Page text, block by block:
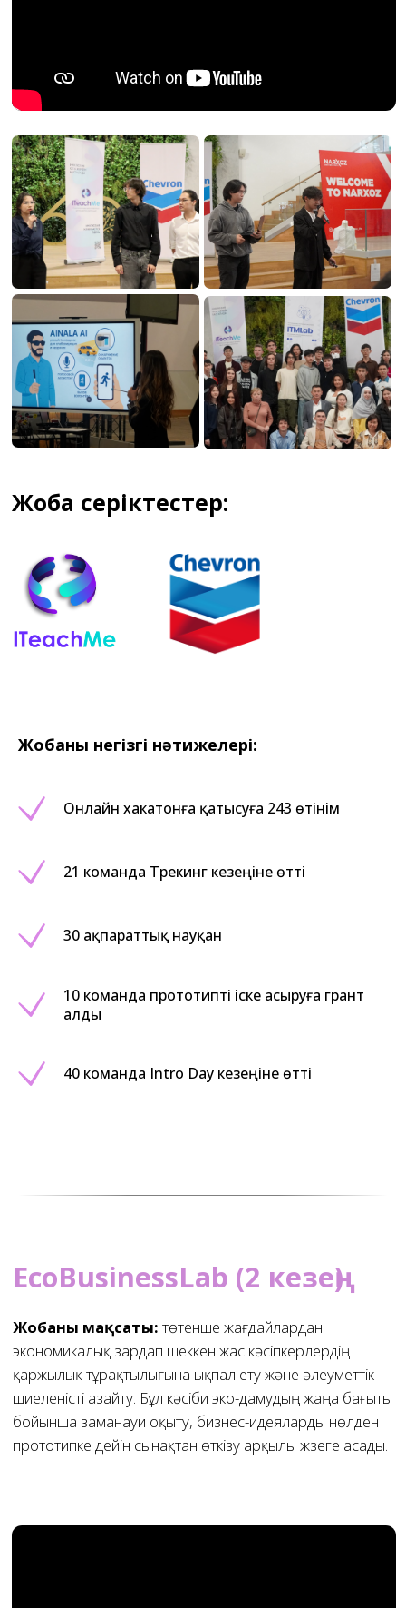
Жобаның негізгі нәтижелері:
Онлайн хакатонға қатысуға 243 өтінім
21 команда Трекинг кезеңіне өтті
30 ақпараттық науқан
10 команда прототипті іске асыруға грант
алды
40 команда Intro Day кезеңіне өтті
Форманы толтырыңыз, біз сізбен жақын
Бірлесіп жұмыс істеуге
дайынсыз ба немесе
сұрақтарыңыз бар ма?